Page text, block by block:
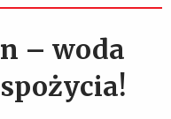
– woda